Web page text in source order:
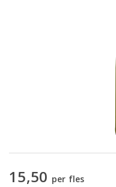
15,50 per fles